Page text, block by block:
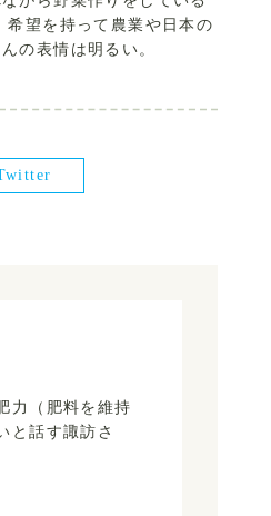
希望を持って農業や日本の
の表情は明るい。
力（肥料を維持
と話す諏訪さ